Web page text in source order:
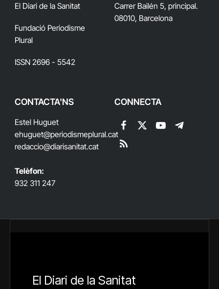
El Diari de la Sanitat
Fundació Periodisme
Plural
ISSN 2696 - 5542
Carrer Bailén 5, principal.
08010, Barcelona
CONTACTA'NS
Estel Huguet
ehuguet@periodismeplural.cat
redaccio@diarisanitat.cat
Telèfon:
932 311 247
CONNECTA
Facebook
X
YouTubeTelegram
RSS